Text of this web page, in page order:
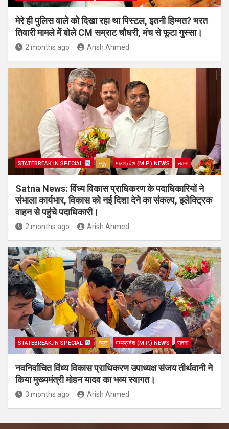
मेरे ही पुलिस वाले को दिखा रहा था पिस्टल, इतनी हिम्मत? भरत
तिवारी मामले में बोले CM सम्राट चौधरी, मंच से फूटा गुस्सा।
2 months ago Arish Ahmed
STATEBREAK.IN SPECIAL न्यूज़ मध्यप्रदेश (M.P.) NEWS सतना
Satna News: विंध्य विकास प्राधिकरण के पदाधिकारियों ने
संभाला कार्यभार, विकास को नई दिशा देने का संकल्प, इलेक्ट्रिक
वाहन से पहुंचे पदाधिकारी।
2 months ago Arish Ahmed
STATEBREAK.IN SPECIAL न्यूज़ मध्यप्रदेश (M.P.) NEWS सतना
नवनिर्वाचित विंध्य विकास प्राधिकरण उपाध्यक्ष संजय तीर्थवानी ने
किया मुख्यमंत्री मोहन यादव का भव्य स्वागत।
3 months ago Arish Ahmed